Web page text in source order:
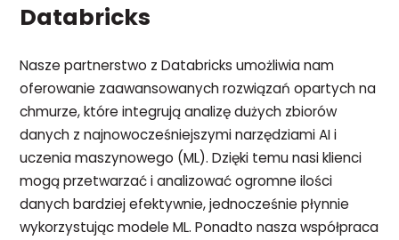
Databricks
Nasze partnerstwo z Databricks umożliwia nam
oferowanie zaawansowanych rozwiązań opartych na
chmurze, które integrują analizę dużych zbiorów
danych z najnowocześniejszymi narzędziami AI i
uczenia maszynowego (ML). Dzięki temu nasi klienci
mogą przetwarzać i analizować ogromne ilości
danych bardziej efektywnie, jednocześnie płynnie
wykorzystując modele ML. Ponadto nasza współpraca